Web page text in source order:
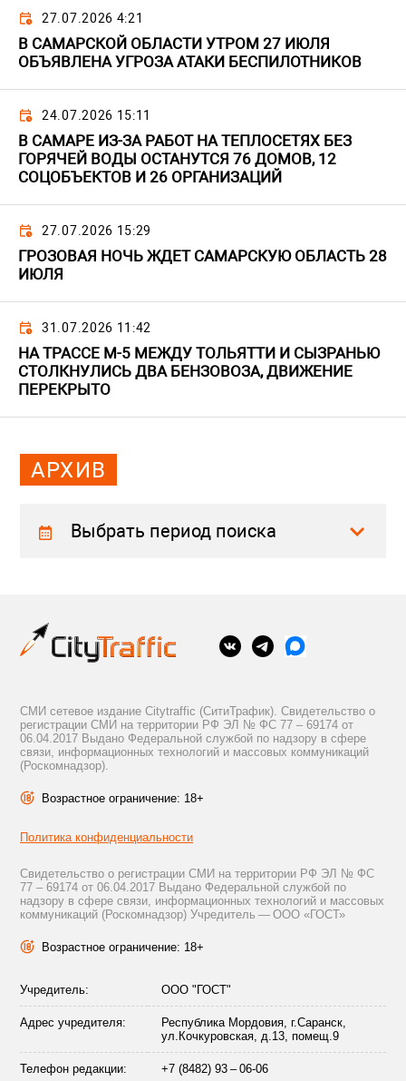
27.07.2026 4:21
В САМАРСКОЙ ОБЛАСТИ УТРОМ 27 ИЮЛЯ
ОБЪЯВЛЕНА УГРОЗА АТАКИ БЕСПИЛОТНИКОВ
24.07.2026 15:11
В САМАРЕ ИЗ-ЗА РАБОТ НА ТЕПЛОСЕТЯХ БЕЗ
ГОРЯЧЕЙ ВОДЫ ОСТАНУТСЯ 76 ДОМОВ, 12
СОЦОБЪЕКТОВ И 26 ОРГАНИЗАЦИЙ
27.07.2026 15:29
ГРОЗОВАЯ НОЧЬ ЖДЕТ САМАРСКУЮ ОБЛАСТЬ 28
ИЮЛЯ
31.07.2026 11:42
НА ТРАССЕ М-5 МЕЖДУ ТОЛЬЯТТИ И СЫЗРАНЬЮ
СТОЛКНУЛИСЬ ДВА БЕНЗОВОЗА, ДВИЖЕНИЕ
ПЕРЕКРЫТО
АРХИВ
Выбрать период поиска
СМИ сетевое издание Citytraffic (СитиТрафик). Свидетельство о
регистрации СМИ на территории РФ ЭЛ № ФС 77 – 69174 от
06.04.2017 Выдано Федеральной службой по надзору в сфере
связи, информационных технологий и массовых коммуникаций
(Роскомнадзор).
Возрастное ограничение: 18+
Политика конфиденциальности
Свидетельство о регистрации СМИ на территории РФ ЭЛ № ФС
77 – 69174 от 06.04.2017 Выдано Федеральной службой по
надзору в сфере связи, информационных технологий и массовых
коммуникаций (Роскомнадзор) Учредитель — ООО «ГОСТ»
Возрастное ограничение: 18+
Учредитель: ООО "ГОСТ"
Адрес учредителя:
Республика Мордовия, г.Саранск,
ул.Кочкуровская, д.13, помещ.9
Телефон редакции: +7 (8482) 93 – 06-06